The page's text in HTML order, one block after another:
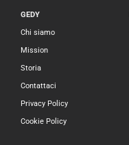
GEDY
Chi siamo
Mission
Storia
Contattaci
Privacy Policy
Cookie Policy